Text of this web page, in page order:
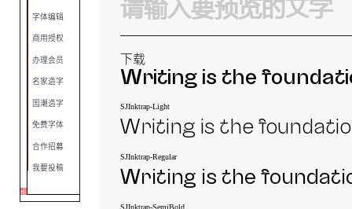
字体编辑
商用授权
办理会员
名家造字
国潮造字
免费字体
合作招募
我要投稿
下载
Writing is the
SJInktrap-Light
Writing is the
SJInktrap-Regular
Writing is the
SJInktrap-SemiBold